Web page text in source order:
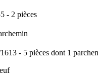
- 2 pièces
- 5 pièces dont 1